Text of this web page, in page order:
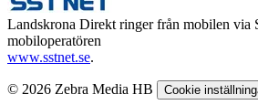
Landskrona Direkt ringer från mobilen via
mobiloperatören
www.sstnet.se.
© 2026 Zebra Media HB Cookie